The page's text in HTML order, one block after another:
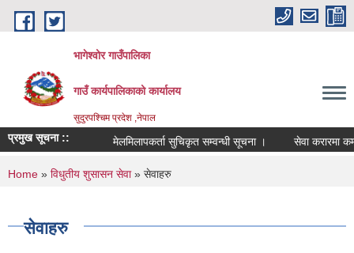
Skip to main content
भागेश्वोर गाउँपालिका
गाउँ कार्यपालिकाको कार्यालय
सुदुरपश्चिम प्रदेश ,नेपाल
प्रमुख सूचना :: मेलमिलापकर्ता सुचिकृत सम्वन्धी सूचना । सेवा करारमा
You are here
Home » विधुतीय शुसासन सेवा» सेवाहरु
सेवाहरु